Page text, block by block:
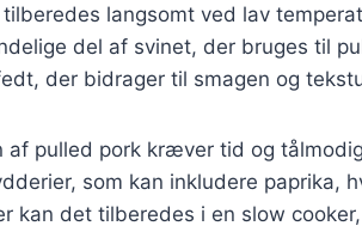
langsomt ved lav
del af svinet, der bruges til
der bidrager til smagen og
af pulled pork kræver tid og
som kan inkludere paprika,
kan det tilberedes i en slow